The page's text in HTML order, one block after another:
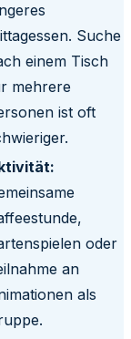
Suche
einem Tisch
mehrere
ist oft
oder
an
als